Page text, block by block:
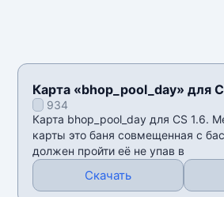
Карта «bhop_pool_day» для
934
Карта bhop_pool_day для CS 1.6.
карты это баня совмещенная с
должен пройти её не упав в
Скачать